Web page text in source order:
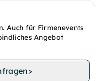
Auch für Firmenevents
Angebot
>